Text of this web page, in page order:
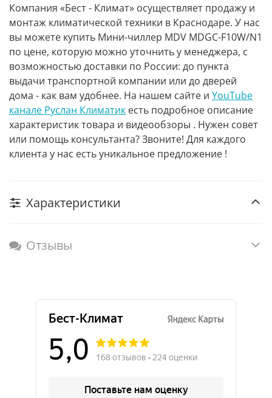
Компания «Бест - Климат» осуществляет продажу и
монтаж климатической техники в Краснодаре. У нас
вы можете купить Мини-чиллер MDV MDGC-F10W/N1
по цене, которую можно уточнить у менеджера, с
возможностью доставки по России: до пункта
выдачи транспортной компании или до дверей
дома - как вам удобнее. На нашем сайте и YouTube
канале Руслан Климатик есть подробное описание
характеристик товара и видеообзоры . Нужен совет
или помощь консультанта? Звоните! Для каждого
клиента у нас есть уникальное предложение !
Характеристики
Отзывы